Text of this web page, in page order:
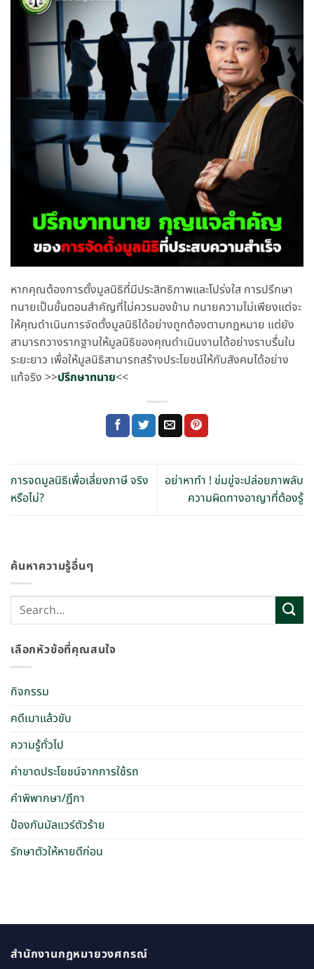
หากคุณต้องการตั้งมูลนิธิที่มีประสิทธิภาพและโปร่งใส การปรึกษา
ทนายเป็นขั้นตอนสำคัญที่ไม่ควรมองข้าม ทนายความไม่เพียงแต่จะ
ให้คุณดำเนินการจัดตั้งมูลนิธิได้อย่างถูกต้องตามกฎหมาย แต่ยัง
สามารถวางรากฐานให้มูลนิธิของคุณดำเนินงานได้อย่างราบรื่นใน
ระยะยาว เพื่อให้มูลนิธิสามารถสร้างประโยชน์ให้กับสังคมได้อย่าง
แท้จริง >>ปรึกษาทนาย<<
การจดมูลนิธิเพื่อเลี่ยงภาษี จริง
หรือไม่?
อย่าหาทำ ! ข่มขู่จะปล่อยภาพลับ
ความผิดทางอาญาที่ต้องรู้
ค้นหาความรู้อื่นๆ
เลือกหัวข้อที่คุณสนใจ
กิจกรรม
คดีเมาแล้วขับ
ความรู้ทั่วไป
ค่าขาดประโยชน์จากการใช้รถ
คำพิพากษา/ฎีกา
ป้องกันมัลแวร์ตัวร้าย
รักษาตัวให้หายดีก่อน
สำนักงานกฎหมายวงศกรณ์